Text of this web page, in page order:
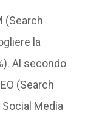
(Search
la
Al secondo
(Search
Media